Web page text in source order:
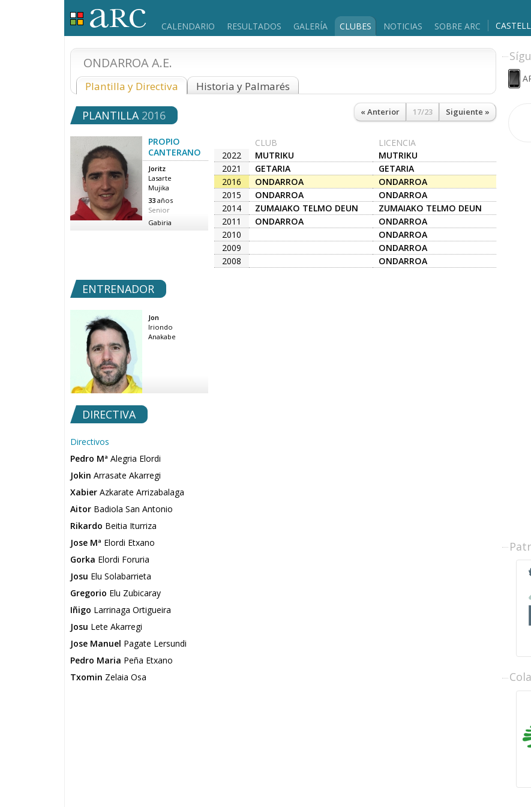
CALENDARIO RESULTADOS GALERÍA CLUBES NOTICIAS SOBRE ARC
ONDARROA A.E.
Plantilla y Directiva Historia y Palmarés
« Anterior 17/23 Siguiente »
PLANTILLA 2016
PROPIO
CANTERANO
Joritz
Lasarte
Mujika
33 años
Senior
Gabiria
CLUB
LICENCIA
2022
MUTRIKU
MUTRIKU
2021
GETARIA
GETARIA
2016
ONDARROA
ONDARROA
2015
ONDARROA
ONDARROA
2014
ZUMAIAKO TELMO DEUN
A.K.E..
ZUMAIAKO TELMO DEUN
A.K.E..
2011 ONDARROA
ONDARROA
2010
ONDARROA
2009
ONDARROA
2008
ONDARROA
ENTRENADOR
Jon
Iriondo
Anakabe
DIRECTIVA
Directivos
Pedro Mª Alegria Elordi
Jokin Arrasate Akarregi
Xabier Azkarate Arrizabalaga
Aitor Badiola San Antonio
Rikardo Beitia Iturriza
Jose Mª Elordi Etxano
Gorka Elordi Foruria
Josu Elu Solabarrieta
Gregorio Elu Zubicaray
Iñigo Larrinaga Ortigueira
Josu Lete Akarregi
Jose Manuel Pagate Lersundi
Pedro Maria Peña Etxano
Txomin Zelaia Osa